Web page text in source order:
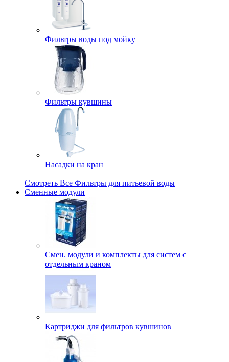
Фильтры воды под мойку
Фильтры кувшины
Насадки на кран
Смотреть Все Фильтры для питьевой воды
Сменные модули
Смен. модули и комплекты для систем с
отдельным краном
Картриджи для фильтров кувшинов